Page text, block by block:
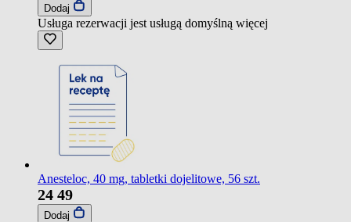
Dodaj
Usługa rezerwacji jest usługą domyślną więcej
Anesteloc, 40 mg, tabletki dojelitowe, 56 szt.
24 49
Dodaj